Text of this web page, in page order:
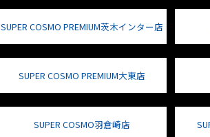
SUPER COSMO PREMIUM茨木インター店
SUPER COSMO PREMIUM大東店
SUPER COSMO羽倉崎店